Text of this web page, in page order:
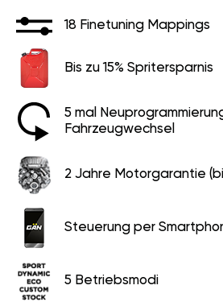
18 Finetuning Mappings
Bis zu 15% Spritersparnis
5 mal
Fahrzeugwechsel
2 Jahre Motorgarantie
Steuerung per
5 Betriebsmodi